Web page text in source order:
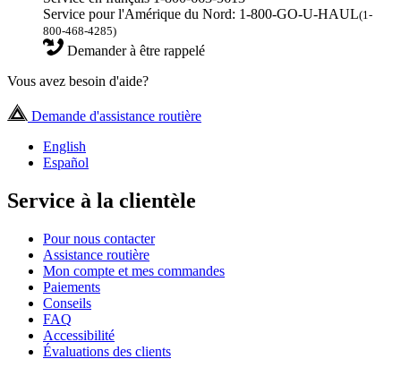
Service pour l'Amérique du Nord: 1-800-GO-U-HAUL(1-
800-468-4285)
Demander à être rappelé
Vous avez besoin d'aide?
Demande d'assistance routière
English
Español
Service à la clientèle
Pour nous contacter
Assistance routière
Mon compte et mes commandes
Paiements
Conseils
FAQ
Accessibilité
Évaluations des clients